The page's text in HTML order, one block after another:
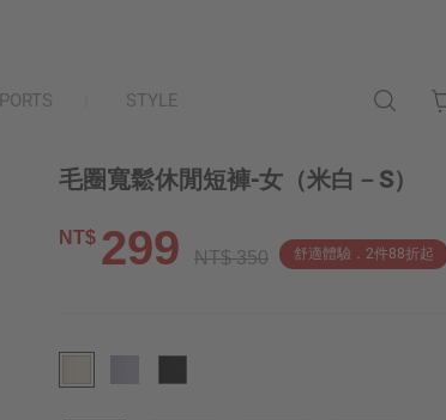
STYLE
毛圈寬鬆休閒短褲-女 （米白－S）
NT$ 299 NT$ 350 舒適體驗．2件88折起